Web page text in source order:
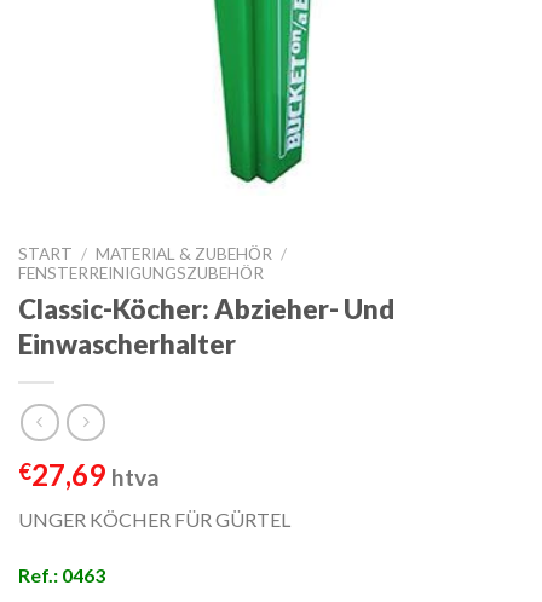
START / MATERIAL & ZUBEHÖR /
FENSTERREINIGUNGSZUBEHÖR
Classic-Köcher: Abzieher- Und
Einwascherhalter
€27,69 htva
UNGER KÖCHER FÜR GÜRTEL
Ref.: 0463